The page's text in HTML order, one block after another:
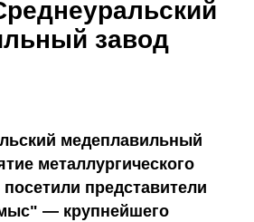
завод
медеплавильный
металлургического
представители
— крупнейшего